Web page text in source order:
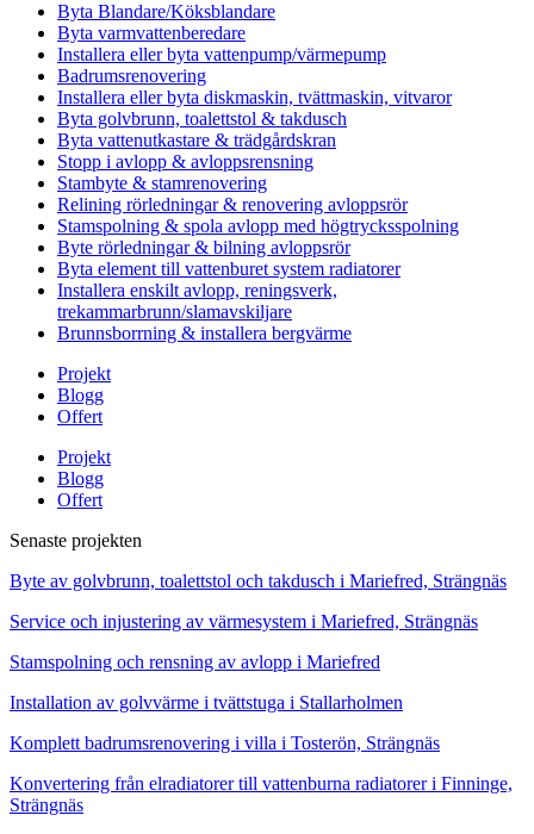
Byta Blandare/Köksblandare
Byta varmvattenberedare
Installera eller byta vattenpump/värmepump
Badrumsrenovering
Installera eller byta diskmaskin, tvättmaskin, vitvaror
Byta golvbrunn, toalettstol & takdusch
Byta vattenutkastare & trädgårdskran
Stopp i avlopp & avloppsrensning
Stambyte & stamrenovering
Relining rörledningar & renovering avloppsrör
Stamspolning & spola avlopp med högtrycksspolning
Byte rörledningar & bilning avloppsrör
Byta element till vattenburet system radiatorer
Installera enskilt avlopp, reningsverk,
trekammarbrunn/slamavskiljare
Brunnsborrning & installera bergvärme
Projekt
Blogg
Offert
Projekt
Blogg
Offert
Senaste projekten
Byte av golvbrunn, toalettstol och takdusch i Mariefred, Strängnäs
Service och injustering av värmesystem i Mariefred, Strängnäs
Stamspolning och rensning av avlopp i Mariefred
Installation av golvvärme i tvättstuga i Stallarholmen
Komplett badrumsrenovering i villa i Tosterön, Strängnäs
Konvertering från elradiatorer till vattenburna radiatorer i Finninge,
Strängnäs